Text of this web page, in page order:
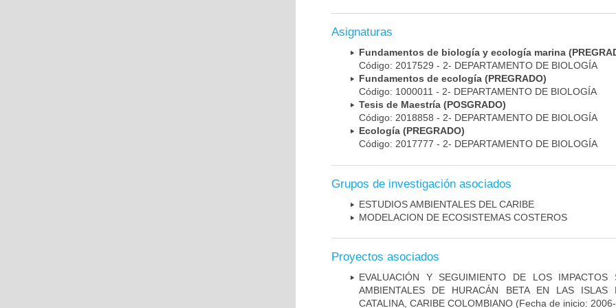
Asignaturas
Fundamentos de biología y ecología marina
Código: 2017529 - 2- DEPARTAMENTO DE BIOLOGÍA
Fundamentos de ecología (PREGRADO)
Código: 1000011 - 2- DEPARTAMENTO DE BIOLOGÍA
Tesis de Maestría (POSGRADO)
Código: 2018858 - 2- DEPARTAMENTO DE BIOLOGÍA
Ecología (PREGRADO)
Código: 2017777 - 2- DEPARTAMENTO DE BIOLOGÍA
Grupos de investigación asociados
ESTUDIOS AMBIENTALES DEL CARIBE
MODELACION DE ECOSISTEMAS COSTEROS
Proyectos asociados
EVALUACIÓN Y SEGUIMIENTO DE LOS IMPACTOS
AMBIENTALES DE HURACÁN BETA EN LAS ISLAS
CATALINA, CARIBE COLOMBIANO (Fecha de inicio: